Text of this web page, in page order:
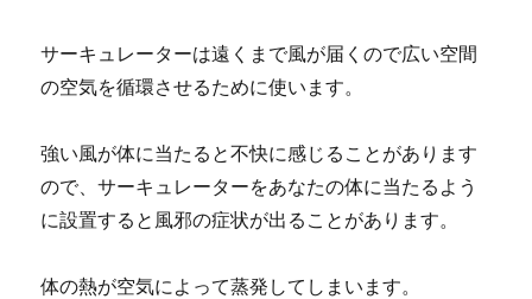
サーキュレーターは遠くまで風が届くので広い空間
の空気を循環させるために使います。
強い風が体に当たると不快に感じることがあります
ので、サーキュレーターをあなたの体に当たるよう
に設置すると風邪の症状が出ることがあります。
体の熱が空気によって蒸発してしまいます。